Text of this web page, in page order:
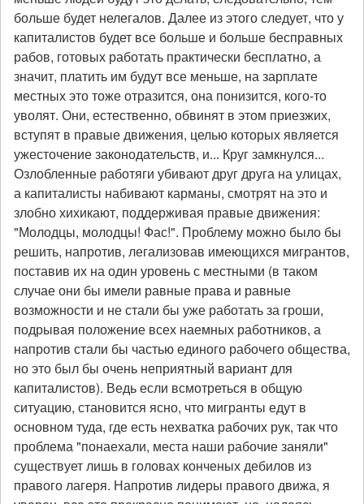
больше будет нелегалов. Далее из этого следует, что у
капиталистов будет все больше и больше бесправных
рабов, готовых работать практически бесплатно, а
значит, платить им будут все меньше, на зарплате
местных это тоже отразится, она понизится, кого-то
уволят. Они, естественно, обвинят в этом приезжих,
вступят в правые движения, целью которых является
ужесточение законодательств, и... Круг замкнулся...
Озлобленные работяги убивают друг друга на улицах,
а капиталисты набивают карманы, смотрят на это и
злобно хихикают, поддерживая правые движения:
"Молодцы, молодцы! Фас!". Проблему можно было бы
решить, напротив, легализовав имеющихся мигрантов,
поставив их на один уровень с местными (в таком
случае они бы имели равные права и равные
возможности и не стали бы уже работать за гроши,
подрывая положение всех наемных работников, а
напротив стали бы частью единого рабочего общества,
но это был бы очень неприятный вариант для
капиталистов). Ведь если всмотреться в общую
ситуацию, становится ясно, что мигранты едут в
основном туда, где есть нехватка рабочих рук, так что
проблема "понаехали, места наши рабочие заняли"
существует лишь в головах конченых дебилов из
правого лагеря. Напротив лидеры правого движа, я